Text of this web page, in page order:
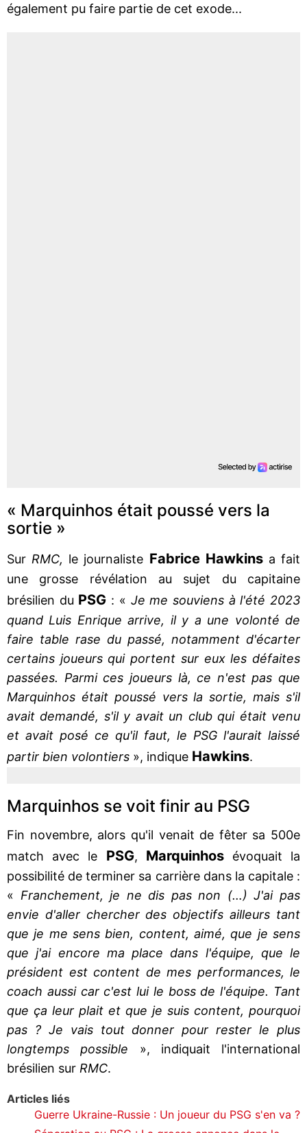
également pu faire partie de cet exode...
« Marquinhos était poussé vers la
sortie »
Sur RMC, le journaliste Fabrice Hawkinsa fait
une grosse révélation au sujet du capitaine
brésilien du PSG : « Je me souviens à l'été 2023
quand Luis Enrique arrive, il y a une volonté de
faire table rase du passé, notamment d'écarter
certains joueurs qui portent sur eux les défaites
passées. Parmi ces joueurs là, ce n'est pas que
Marquinhos était poussé vers la sortie, mais s'il
avait demandé, s'il y avait un club qui était venu
et avait posé ce qu'il faut, le PSG l'aurait laissé
partir bien volontiers », indique Hawkins.
Marquinhos se voit finir au PSG
Fin novembre, alors qu'il venait de fêter sa 500e
match avec le PSG, Marquinhosévoquait la
possibilité de terminer sa carrière dans la capitale :
« Franchement, je ne dis pas non (…) J'ai pas
envie d'aller chercher des objectifs ailleurs tant
que je me sens bien, content, aimé, que je sens
que j'ai encore ma place dans l'équipe, que le
président est content de mes performances, le
coach aussi car c'est lui le boss de l'équipe. Tant
que ça leur plait et que je suis content, pourquoi
pas ? Je vais tout donner pour rester le plus
longtemps possible », indiquait l'international
brésilien sur RMC.
Articles liés
Guerre Ukraine-Russie : Un joueur du PSG s'en va ?